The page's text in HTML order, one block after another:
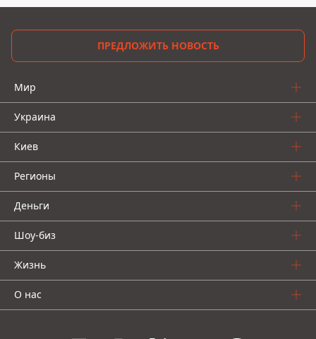
ПРЕДЛОЖИТЬ НОВОСТЬ
Мир
Украина
Киев
Регионы
Деньги
Шоу-биз
Жизнь
О нас